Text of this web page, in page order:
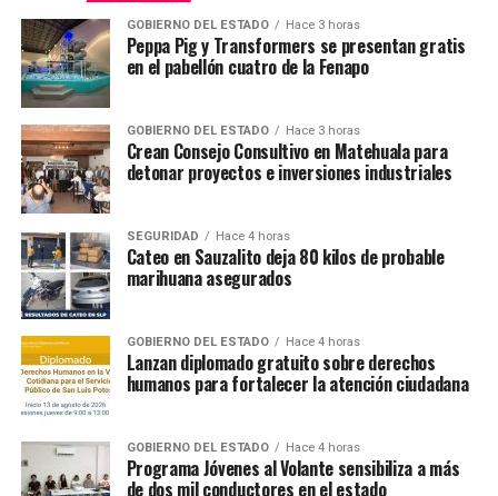
GOBIERNO DEL ESTADO Hace 3 horas
Peppa Pig y Transformers se presentan gratis
en el pabellón cuatro de la Fenapo
GOBIERNO DEL ESTADO Hace 3 horas
Crean Consejo Consultivo en Matehuala para
detonar proyectos e inversiones industriales
SEGURIDAD Hace 4 horas
Cateo en Sauzalito deja 80 kilos de probable
marihuana asegurados
GOBIERNO DEL ESTADO Hace 4 horas
Lanzan diplomado gratuito sobre derechos
humanos para fortalecer la atención ciudadana
GOBIERNO DEL ESTADO Hace 4 horas
Programa Jóvenes al Volante sensibiliza a más
de dos mil conductores en el estado